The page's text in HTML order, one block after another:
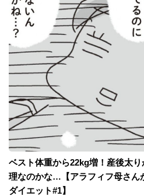
ベスト体重から22kg増！産後太
理なのかな…【アラフィフ母さん
ダイエット#1】